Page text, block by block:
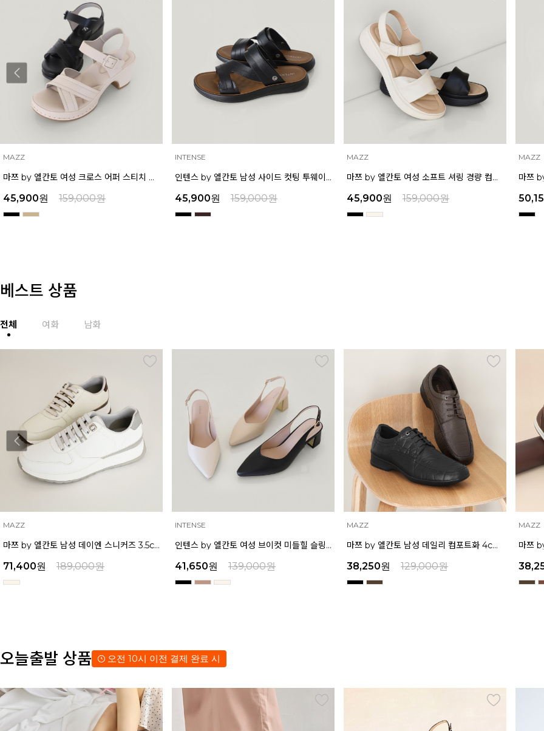
INTENSE
45,900원 159,000원
MAZZ
마쯔 by 엘칸토 여성 소프트 셔링 경량 컴포트 샌들 3.5cm LCWW12M626
45,900원 159,000원
MAZZ
마쯔 by 엘칸토 여성 별 스톤 플랫폼 샌들 5cm LCWW26M626
50,150원 159,000원
MAZZ
베스트 상품
전체 여화 남화
INTENSE
인텐스 by 엘칸토 여성 브이컷 미들힐 슬링백 5cm LCWO27I613
41,650원 139,000원
MAZZ
마쯔 by 엘칸토 남성 데일리 컴포트화 4cm LCMF95M111
38,250원 129,000원
MAZZ
마쯔 by 엘칸토 남성 캐주얼 더비 슈즈 2.4cm LCMC21M326
38,250원 129,000원
MAZZ
오늘출발 상품 오전 10시 이전 결제 완료 시